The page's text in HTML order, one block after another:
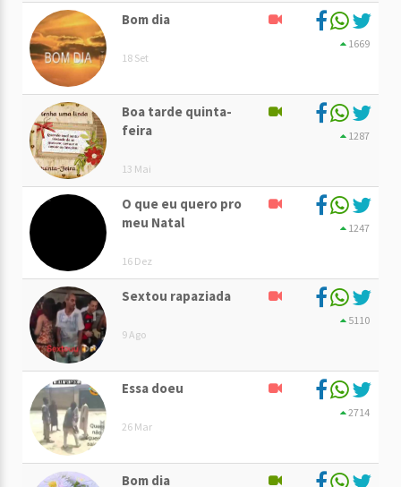
Bom dia
18 Set
1669
Boa tarde quinta-
feira
13 Mai
1287
O que eu quero pro
meu Natal
16 Dez
1247
Sextou rapaziada
9 Ago
5110
Essa doeu
26 Mar
2714
Bom dia